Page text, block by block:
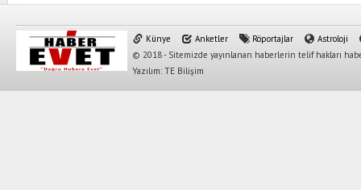
Künye Anketler Röportajlar
Astroloji
© 2018 - Sitemizde yayınlanan haberlerin telif hakları
Yazılım: TE Bilişim